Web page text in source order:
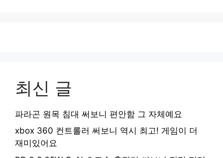
최신 글
파라곤 원목 침대 써보니 편안함 그 자체예요
xbox 360 컨트롤러 써보니 역시 최고! 게임이 더
재미있어요